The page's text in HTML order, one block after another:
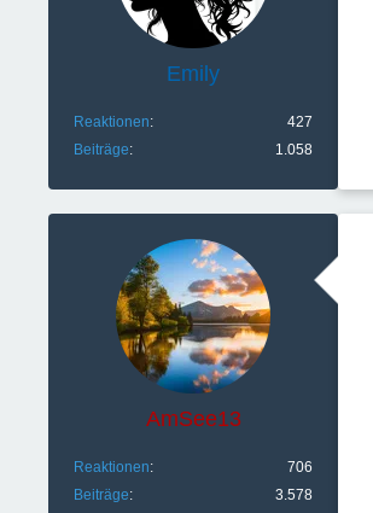
Emily
Reaktionen
427
Beiträge
1.058
AmSee13
Reaktionen
706
Beiträge
3.578